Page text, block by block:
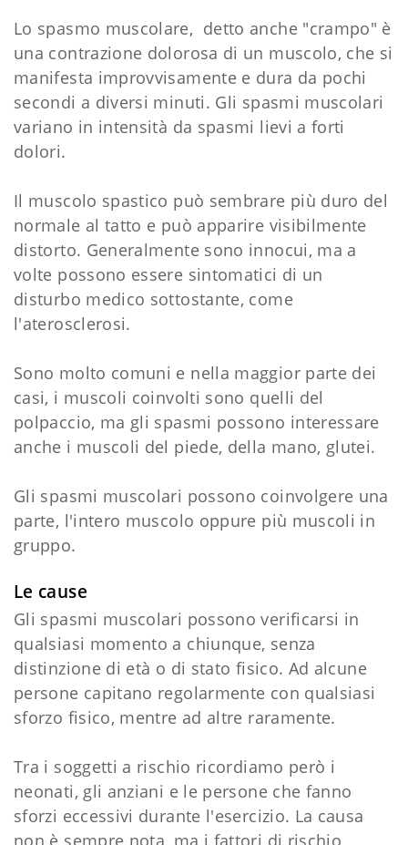
Lo spasmo muscolare, detto anche "crampo" è
una contrazione dolorosa di un muscolo, che si
manifesta improvvisamente e dura da pochi
secondi a diversi minuti. Gli spasmi muscolari
variano in intensità da spasmi lievi a forti
dolori.
Il muscolo spastico può sembrare più duro del
normale al tatto e può apparire visibilmente
distorto. Generalmente sono innocui, ma a
volte possono essere sintomatici di un
disturbo medico sottostante, come
l'aterosclerosi.
Sono molto comuni e nella maggior parte dei
casi, i muscoli coinvolti sono quelli del
polpaccio, ma gli spasmi possono interessare
anche i muscoli del piede, della mano, glutei.
Gli spasmi muscolari possono coinvolgere una
parte, l'intero muscolo oppure più muscoli in
gruppo.
Le cause
Gli spasmi muscolari possono verificarsi in
qualsiasi momento a chiunque, senza
distinzione di età o di stato fisico. Ad alcune
persone capitano regolarmente con qualsiasi
sforzo fisico, mentre ad altre raramente.
Tra i soggetti a rischio ricordiamo però i
neonati, gli anziani e le persone che fanno
sforzi eccessivi durante l'esercizio. La causa
non è sempre nota, ma i fattori di rischio